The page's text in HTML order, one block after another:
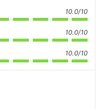
10.0/10
10.0/10
10.0/10